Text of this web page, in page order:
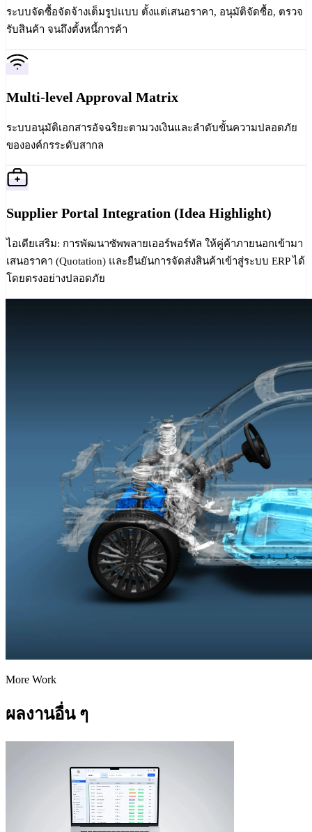
ระบบจัดซื้อจัดจ้างเต็มรูปแบบ ตั้งแต่เสนอราคา, อนุมัติจัดซื้อ, ตรวจ
รับสินค้า จนถึงตั้งหนี้การค้า
Multi-level Approval Matrix
ระบบอนุมัติเอกสารอัจฉริยะตามวงเงินและลำดับขั้นความปลอดภัย
ขององค์กรระดับสากล
Supplier Portal Integration (Idea Highlight)
ไอเดียเสริม: การพัฒนาซัพพลายเออร์พอร์ทัล ให้คู่ค้าภายนอกเข้ามา
เสนอราคา (Quotation) และยืนยันการจัดส่งสินค้าเข้าสู่ระบบ ERP ได้
โดยตรงอย่างปลอดภัย
More Work
ผลงานอื่น ๆ